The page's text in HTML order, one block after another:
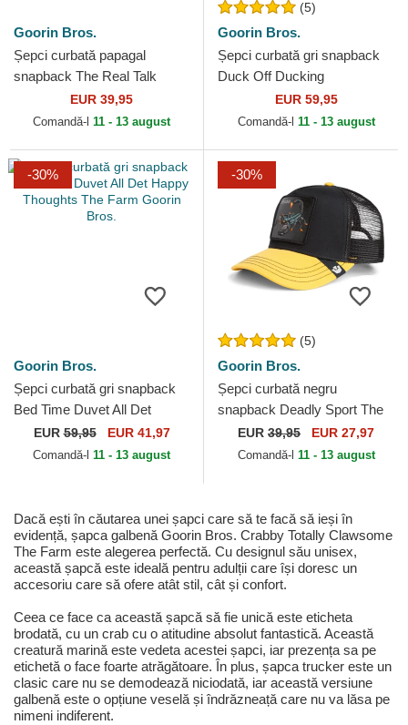
Goorin Bros.
Șepci curbată papagal
snapback The Real Talk
Sport The Farm Goorin Bros.
EUR 39,95
Comandă-l 11 - 13 august
(5)
Goorin Bros.
Șepci curbată gri snapback
Duck Off Ducking
Autocorrect Happy Thoughts
The Farm Goorin Bros.
EUR 59,95
Comandă-l 11 - 13 august
-30%
Goorin Bros.
Șepci curbată gri snapback
Bed Time Duvet All Det
Happy Thoughts The Farm
Goorin Bros.
EUR59,95 EUR 41,97
Comandă-l 11 - 13 august
-30%
(5)
Goorin Bros.
Șepci curbată negru
snapback Deadly Sport The
Farm Goorin Bros.
EUR 39,95 EUR 27,97
Comandă-l 11 - 13 august
Dacă ești în căutarea unei șapci care să te facă să ieși în
evidență, șapca galbenă Goorin Bros. Crabby Totally Clawsome
The Farm este alegerea perfectă. Cu designul său unisex,
această șapcă este ideală pentru adulții care își doresc un
accesoriu care să ofere atât stil, cât și confort.
Ceea ce face ca această șapcă să fie unică este eticheta
brodată, cu un crab cu o atitudine absolut fantastică. Această
creatură marină este vedeta acestei șapci, iar prezența sa pe
etichetă o face foarte atrăgătoare. În plus, șapca trucker este un
clasic care nu se demodează niciodată, iar această versiune
galbenă este o opțiune veselă și îndrăzneață care nu va lăsa pe
nimeni indiferent.